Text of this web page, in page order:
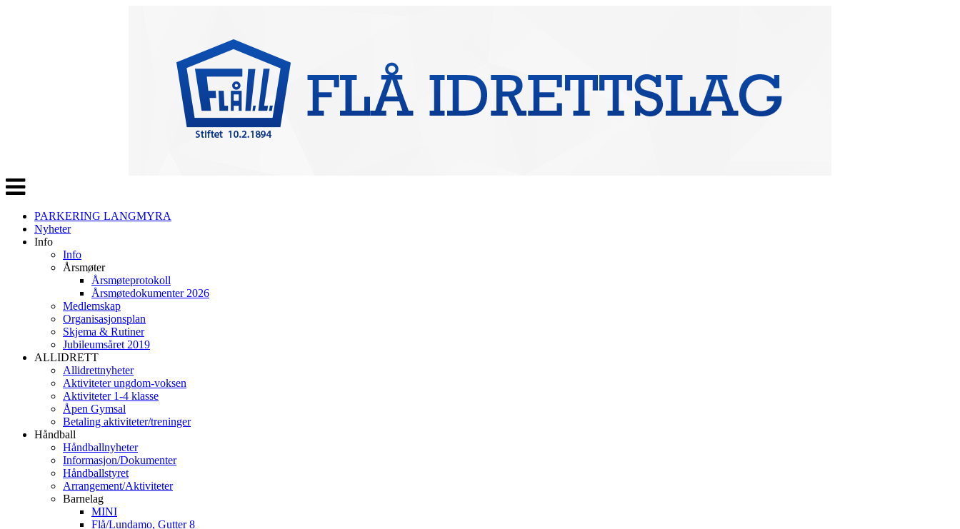
Veksle
navigasjon
PARKERING LANGMYRA
Nyheter
Info
Info
Årsmøter
Årsmøteprotokoll
Årsmøtedokumenter 2026
Medlemskap
Organisasjonsplan
Skjema & Rutiner
Jubileumsåret 2019
ALLIDRETT
Allidrettnyheter
Aktiviteter ungdom-voksen
Aktiviteter 1-4 klasse
Åpen Gymsal
Betaling aktiviteter/treninger
Håndball
Håndballnyheter
Informasjon/Dokumenter
Håndballstyret
Arrangement/Aktiviteter
Barnelag
MINI
Flå/Lundamo, Gutter 8